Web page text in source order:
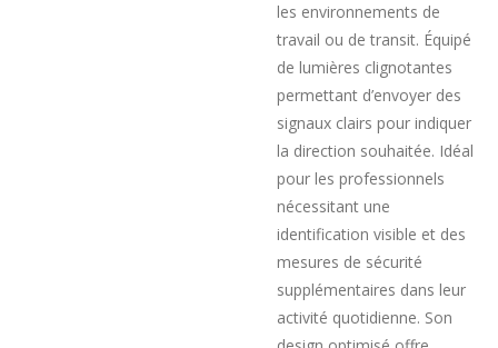
les environnements de
travail ou de transit. Équipé
de lumières clignotantes
permettant d’envoyer des
signaux clairs pour indiquer
la direction souhaitée. Idéal
pour les professionnels
nécessitant une
identification visible et des
mesures de sécurité
supplémentaires dans leur
activité quotidienne. Son